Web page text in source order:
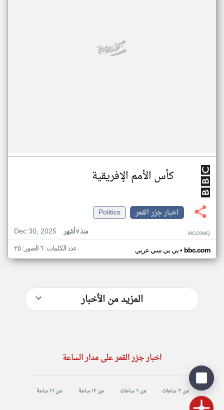
كأس الأمم الإفريقية
اخبار جزر القمر
Politics
Dec 30, 2025
منذ ٧ أشهر MO29MQ
بي بي سي عربي• bbc.com عدد الكلمات: ٦ الصور: ٢٥
المزيد من الأخبار
اخبار جزر القمر على مدار الساعة
من ٣ ساعات من ٦ ساعات من ١٢ ساعة من ١٦ ساعة